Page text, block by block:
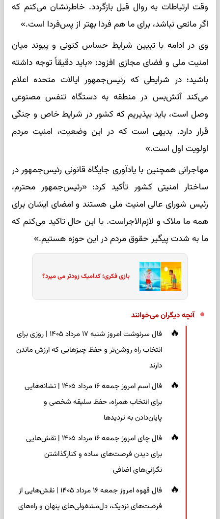
وقت ارتباطات به روال قبل بازگردد. خاطرنشان می‌کنم که
اگر مانعی نباشد، برای ما هم فردا بهتر از پس‌فردا است.»
وی در ادامه با تبیین شرایط حساس کنونی و پیوند میان
امنیت ملی و فضای مجازی افزود: «باید دقیقاً توجه داشته
باشید؛ در شرایطی که رئیس‌جمهور ایالات متحده اعلام
می‌کند آتش‌بس در منطقه به دستگاه تنفس مصنوعی
وصل است، باید بپذیریم که کشور در شرایط خاص و جنگی
قرار دارد. بدیهی است که در این وضعیت، امنیت مردم
اولویت اول است.»
مهاجرانی همچنین با یادآوری جایگاه قانونی رئیس‌جمهور در
ساختار امنیتی کشور تأکید کرد: «رئیس‌جمهور محترم،
رئیس شورای عالی امنیت ملی هستند و امضای ایشان برای
همه ما ملاک و لازم‌الاجراست. با این حال تاکید می‌کنم که
ما به شدت پیگیر حقوق مردم در این حوزه هستیم.»
بازی فکری؛ کدامیک زودتر می میرد؟
آنچه دیگران می‌خوانند
فال سرنوشت امروز شنبه ۱۷ مرداد ۱۴۰۵ | روزی برای
انتخاب راه روشن‌تر و حفظ چیزهایی که ارزش ماندن
دارند
فال اسم امروز جمعه ۱۶ مرداد ۱۴۰۵ | نشانه‌هایی
برای انتخاب همراه، حفظ سلیقه شخصی و
پایان‌دادن به تردیدها
فال چای امروز جمعه ۱۶ مرداد ۱۴۰۵ | نقش‌هایی
برای دیدن فرصت‌های ساده و کنارگذاشتن
نگرانی‌های اضافی
فال قهوه امروز جمعه ۱۶ مرداد ۱۴۰۵ | نقش‌هایی از
فرصت‌های نزدیک، دل‌مشغولی‌های پنهان و راه‌های